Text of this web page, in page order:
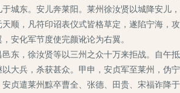
东。安儿奔莱阳。莱州徐汝贤以城降安儿
顺，凡符印诏表仪式皆格草定，遂陷宁海
安化军节度使完颜讹论为右翼。
，徐汝贤等以三州之众十万来拒战。自午
大兵，杀获甚众。甲申，安贞军至莱州，伪
贞遣莱州黥卒曹全、张德、田贵、宋福诈降